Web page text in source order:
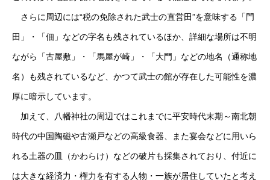
さらに周辺には“税の免除された武士の直営田”を意味する「門
田」・「佃」などの字名も残されているほか、詳細な場所は不明
ながら「古屋敷」・「馬屋が崎」・「大門」などの地名（通称地
名）も残されているなど、かつて武士の館が存在した可能性を濃
厚に暗示しています。
加えて、八幡神社の周辺ではこれまでに平安時代末期～南北朝
時代の中国陶磁や古瀬戸などの高級食器、また宴会などに用いら
れる土器の皿（かわらけ）などの破片も採集されており、付近に
は大きな経済力・権力を有する人物・一族が居住していたと考え